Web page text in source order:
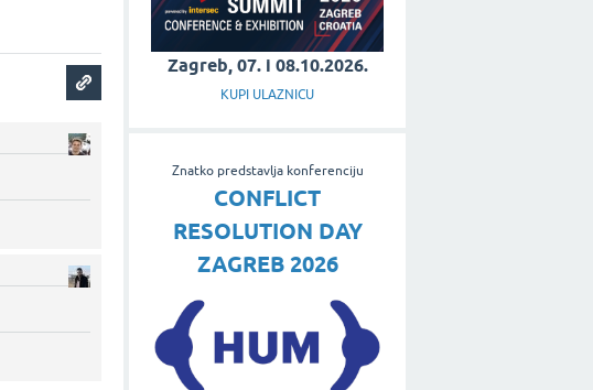
Zagreb, 07. i 08.10.2026.
KUPI ULAZNICU
Znatko predstavlja konferenciju
CONFLICT
RESOLUTION DAY
ZAGREB 2026